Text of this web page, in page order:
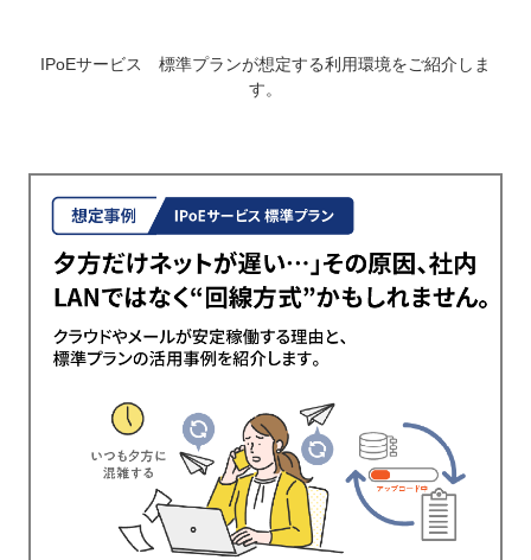
IPoEサービス 標準プランが想定する利用環境をご紹介しま
す。